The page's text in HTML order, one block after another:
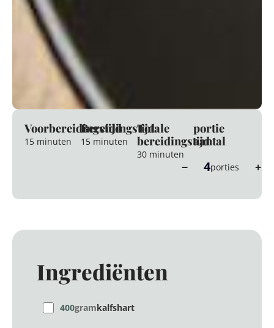
Voorbereidingstijd
15 minuten
Bereidingstijd
15 minuten
Totale
bereidingstijd
30 minuten
portie
aantal
− 4porties +
Ingrediënten
400gramkalfshart